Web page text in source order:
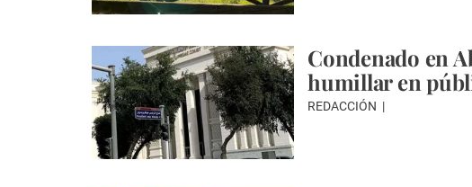
Condenado en
humillar en
REDACCIÓN